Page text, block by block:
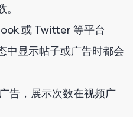
或 Twitter 等平台
中显示帖子或广告时都会
告，展示次数在视频广